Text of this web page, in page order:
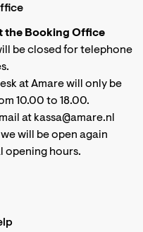
the Booking Office
be closed for telephone
at Amare will only be
10.00 to 18.00.
at kassa@amare.nl
we will be open again
opening hours.